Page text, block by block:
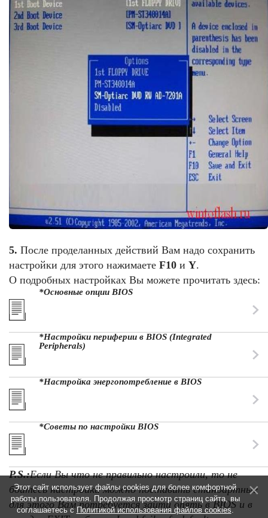
5. После проделанных действий Вам надо сохранить
настройки для этого нажимаете F10 и Y.
О подробных настройках Вы можете прочитать здесь:
*Основные опции BIOS
*Настройки периферии в BIOS (Integrated
Peripherals)
*Настройка энергопотребление в BIOS
*Советы по настройки BIOS
P.S.:Если Вы что не правильно настроили, то не
бойтесь настройки можно поставить стандартные
для этого Вам потребуется зайти опять в BIOS и в
Этот сайт использует файлы cookies для более комфортной
работы пользователя. Продолжая просмотр страниц сайта, вы
соглашаетесь с Политикой использования файлов cookies.